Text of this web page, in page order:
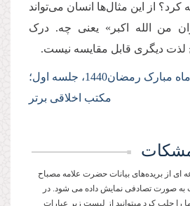
از این مثال‌ها انسان می‌تواند
من الله اکبر» یعنی چه. درک
لذت دیگری قابل مقایسه نیست.
مبارک رمضان1440،
جلسه اول؛
مکتب اخلاقی برتر
از بریده‌های بیانات حضرت علامه مصباح
به صورت تصادفی نمایش داده می شود. در
جلب کرد میتوانید از لیست زیر عبارات